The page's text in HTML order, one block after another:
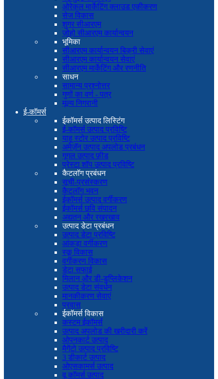
ओरेकल मार्केटिंग क्लाउड एकीकरण
सेज विकास
शुगर सीआरएम
ज़ोहो सीआरएम कार्यान्वयन
भूमिका
सीआरएम कार्यान्वयन बिक्री सेवाएं
सीआरएम कार्यान्वयन सेवाएं
सीआरएम मार्केटिंग और रणनीति
साधन
सामान्य प्रश्नोत्तर
गुणों का वर्ण - पत्र
मूल्य निगरानी
ई-कॉमर्स
ईकॉमर्स उत्पाद लिस्टिंग
ई-कॉमर्स उत्पाद प्रविष्टि
याहू स्टोर उत्पाद प्रविष्टि
अमेज़ॅन उत्पाद अपलोड प्रबंधन
गूगल उत्पाद फ़ीड
प्रेस्टा शॉप उत्पाद प्रविष्टि
कैटलॉग प्रबंधन
सूची-प्रसंस्करण
कैटलॉग भवन
ईकॉमर्स उत्पाद वर्गीकरण
ईकॉमर्स छवि संपादन
अद्यतन और रखरखाव
उत्पाद डेटा प्रबंधन
उत्पाद डेटा प्रविष्टि
आंकड़ा वर्गीकरण
स्कू विकास
वर्गीकरण विकास
डेटा सफाई
मिलान और डी-डुप्लिकेशन
उत्पाद डेटा संवर्धन
मानकीकरण सेवाएं
प्रवास
ईकॉमर्स विकास
कस्टम ईकॉमर्स
उत्पाद अपलोड की खरीदारी करें
ओपनकार्ट उत्पाद
मैगेंटो उत्पाद प्रविष्टि
3 डीकार्ट उत्पाद
ओएसकामर्स उत्पाद
वू कॉमर्स उत्पाद